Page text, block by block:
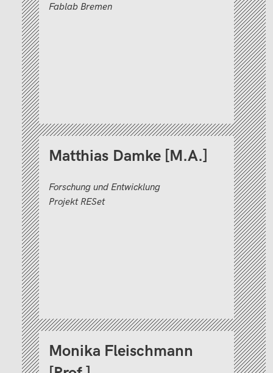
Fablab Bremen
Matthias Damke [M.A.]
Forschung und Entwicklung
Projekt RESet
Monika Fleischmann